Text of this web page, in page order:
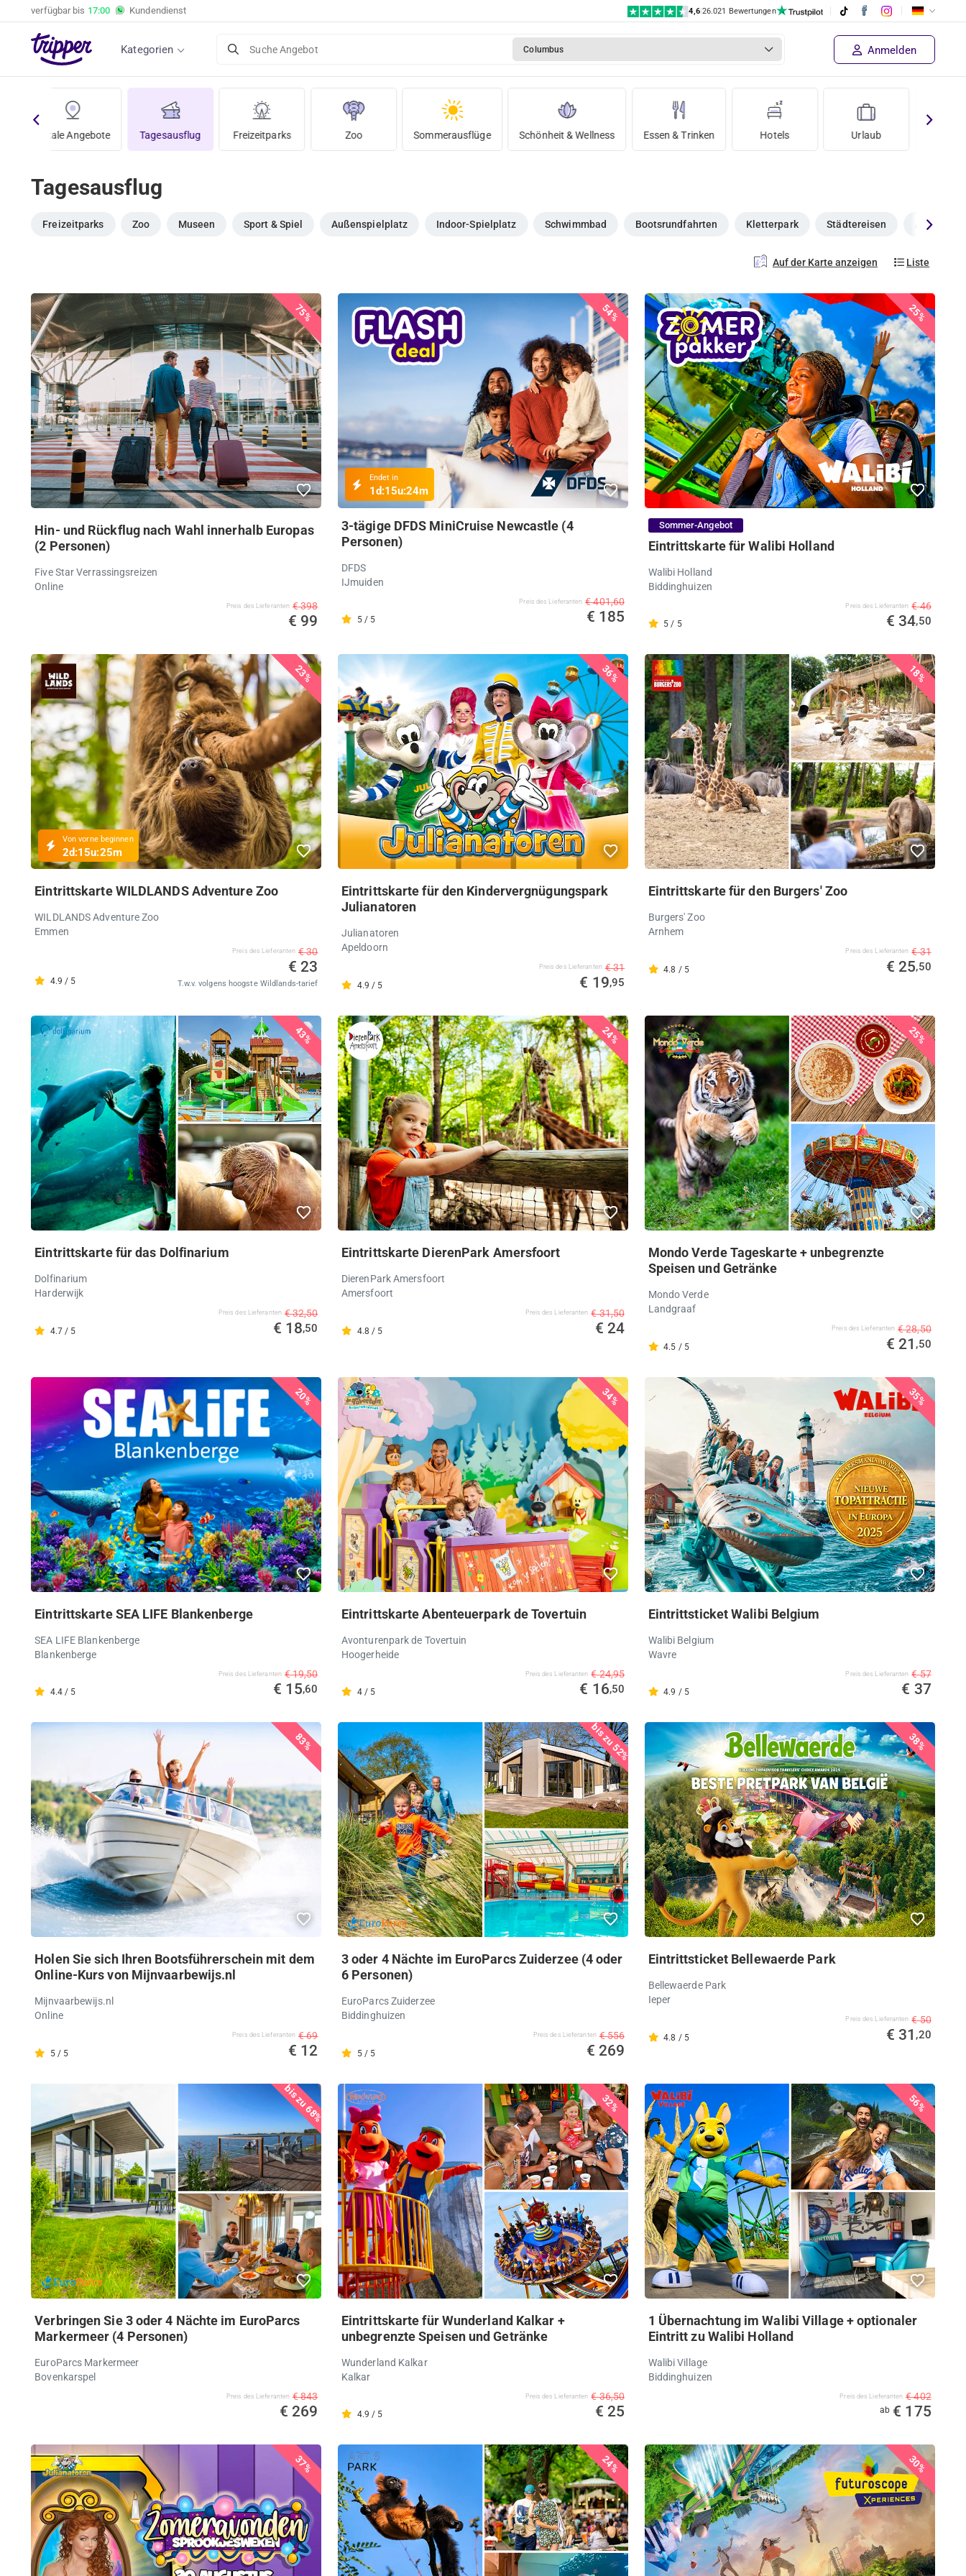
verfügbar bis 17:00 Kundendienst 4,6|26.021 Bewertungen
Kategorien Suche Angebot Columbus Anmelden
Lokale Angebote Tagesausflug Freizeitparks Zoo Sommerausflüge Schönheit & Wellness Essen & Trinken Hotels Urlaub
Tagesausflug
Freizeitparks Zoo Museen Sport & Spiel Außenspielplatz Indoor-Spielplatz Schwimmbad Bootsrundfahrten Kletterpark Städtereisen Avondje
Auf der Karte anzeigen Liste
75%
Hin- und Rückflug nach Wahl innerhalb Europas
(2 Personen)
Five Star Verrassingsreizen
Online
Preis des Lieferanten € 398
€ 99
54%
Endet in
1d:15u:24m
3-tägige DFDS MiniCruise Newcastle (4
Personen)
DFDS
IJmuiden
5 / 5
Preis des Lieferanten € 401,60
€ 185
25%
Sommer-Angebot
Eintrittskarte für Walibi Holland
Walibi Holland
Biddinghuizen
5 / 5
Preis des Lieferanten € 46
€ 34,50
23%
Von vorne beginnen
2d:15u:25m
Eintrittskarte WILDLANDS Adventure Zoo
WILDLANDS Adventure Zoo
Emmen
4.9 / 5
Preis des Lieferanten € 30
€ 23
T.w.v. volgens hoogste Wildlands-tarief
36%
Eintrittskarte für den Kindervergnügungspark
Julianatoren
Julianatoren
Apeldoorn
4.9 / 5
Preis des Lieferanten € 31
€ 19,95
18%
Eintrittskarte für den Burgers' Zoo
Burgers' Zoo
Arnhem
4.8 / 5
Preis des Lieferanten € 31
€ 25,50
43%
Eintrittskarte für das Dolfinarium
Dolfinarium
Harderwijk
4.7 / 5
Preis des Lieferanten € 32,50
€ 18,50
24%
Eintrittskarte DierenPark Amersfoort
DierenPark Amersfoort
Amersfoort
4.8 / 5
Preis des Lieferanten € 31,50
€ 24
25%
Mondo Verde Tageskarte + unbegrenzte
Speisen und Getränke
Mondo Verde
Landgraaf
4.5 / 5
Preis des Lieferanten € 28,50
€ 21,50
20%
Eintrittskarte SEA LIFE Blankenberge
SEA LIFE Blankenberge
Blankenberge
4.4 / 5
Preis des Lieferanten € 19,50
€ 15,60
34%
Eintrittskarte Abenteuerpark de Tovertuin
Avonturenpark de Tovertuin
Hoogerheide
4 / 5
Preis des Lieferanten € 24,95
€ 16,50
35%
Eintrittsticket Walibi Belgium
Walibi Belgium
Wavre
4.9 / 5
Preis des Lieferanten € 57
€ 37
83%
Holen Sie sich Ihren Bootsführerschein mit dem
Online-Kurs von Mijnvaarbewijs.nl
Mijnvaarbewijs.nl
Online
5 / 5
Preis des Lieferanten € 69
€ 12
bis zu 52%
3 oder 4 Nächte im EuroParcs Zuiderzee (4 oder
6 Personen)
EuroParcs Zuiderzee
Biddinghuizen
5 / 5
Preis des Lieferanten € 556
€ 269
38%
Eintrittsticket Bellewaerde Park
Bellewaerde Park
Ieper
4.8 / 5
Preis des Lieferanten € 50
€ 31,20
bis zu 68%
Verbringen Sie 3 oder 4 Nächte im EuroParcs
Markermeer (4 Personen)
EuroParcs Markermeer
Bovenkarspel
Preis des Lieferanten € 843
€ 269
32%
Eintrittskarte für Wunderland Kalkar +
unbegrenzte Speisen und Getränke
Wunderland Kalkar
Kalkar
4.9 / 5
Preis des Lieferanten € 36,50
€ 25
56%
1 Übernachtung im Walibi Village + optionaler
Eintritt zu Walibi Holland
Walibi Village
Biddinghuizen
Preis des Lieferanten € 402
ab € 175
37% 24% 30%